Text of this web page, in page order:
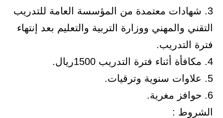
3. شهادات معتمدة من المؤسسة العامة للتدريب
التقني والمهني ووزارة التربية والتعليم بعد إنتهاء
فترة التدريب.
4. مكافأة أثناء فترة التدريب 1500ريال.
5. علاوات سنوية وترقيات.
6. حوافز مغرية.
الشروط :